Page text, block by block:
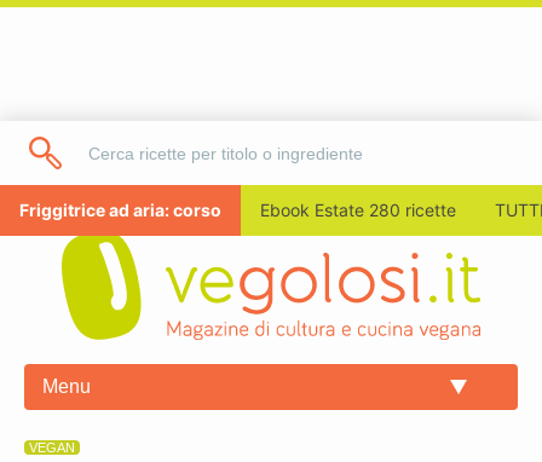
Friggitrice ad aria: corso Ebook Estate 280 ricette
Menu
VEGAN